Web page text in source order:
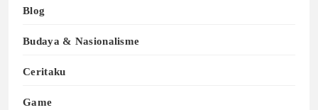
Blog
Budaya & Nasionalisme
Ceritaku
Game